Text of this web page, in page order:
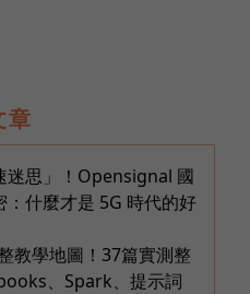
章
迷思」！Opensignal 國
：什麼才是 5G 時代的好
教學地圖！37篇實測整
、Spark、提示詞